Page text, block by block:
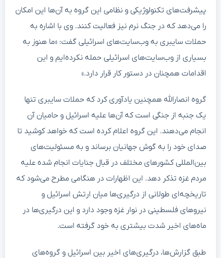
پیشرفت‌های تکنولوژیکی و نظامی این گروه به آن‌ها این امکان
را می‌دهد که در جنگ نرم نیز فعالیت کنند. وی با اشاره به
حملات سایبری به وب‌سایت‌های اسرائیلی گفت: «ما هنوز به
بسیاری از وب‌سایت‌های اسرائیلی حمله نکرده‌ایم و این
اقدامات همچنان در دستور کار قرار دارد.»
گروه انصارالله همچنین یادآوری کرد که حملات سایبری تنها
یک جنبه از جنگی است که آن‌ها علیه اسرائیل و حامیان آن
انجام می‌دهند. این گروه اعلام کرده است که خواهد کوشید تا
صدای خود را به گوش جهانیان برساند و به مسئولیت‌های
بین‌المللی کشورهای مختلف در قبال جنایات انجام شده علیه
مردم غزه تذکر دهد. این اظهارات در هنگامی مطرح می‌شود که
تاریخچه‌ای طولانی از درگیری‌ها میان ارتش اسرائیل و
نیروهای فلسطینی در نوار غزه وجود دارد و این درگیری‌ها در
ماه‌های اخیر شدت بیشتری به خود گرفته است.
طبق گزارش‌ها، درگیری‌های اخیر بین اسرائیل و گروه‌های